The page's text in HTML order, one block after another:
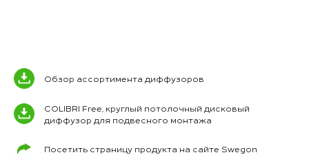
Обзор ассортимента диффузоров
COLIBRI Free, круглый потолочный дисковый
диффузор для подвесного монтажа
Посетить страницу продукта на сайте Swegon